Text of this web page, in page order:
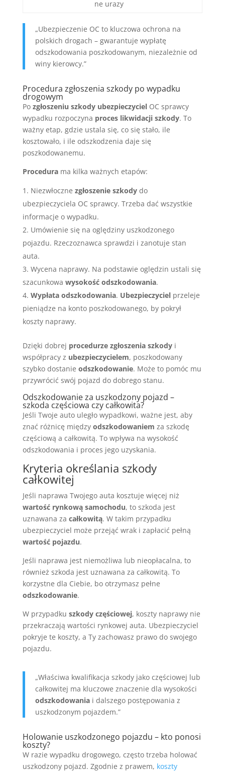
ne urazy
„Ubezpieczenie OC to kluczowa ochrona na
polskich drogach – gwarantuje wypłatę
odszkodowania poszkodowanym, niezależnie od
winy kierowcy.”
Procedura zgłoszenia szkody po wypadku
drogowym
Po zgłoszeniu szkody ubezpieczycielOC sprawcy
wypadku rozpoczyna proces likwidacji szkody. To
ważny etap, gdzie ustala się, co się stało, ile
kosztowało, i ile odszkodzenia daje się
poszkodowanemu.
Procedurama kilka ważnych etapów:
Niezwłoczne zgłoszenie szkodydo
ubezpieczyciela OC sprawcy. Trzeba dać wszystkie
informacje o wypadku.
Umówienie się na oględziny uszkodzonego
pojazdu. Rzeczoznawca sprawdzi i zanotuje stan
auta.
Wycena naprawy. Na podstawie oględzin ustali się
szacunkowa wysokość odszkodowania.
Wypłata odszkodowania. Ubezpieczycielprzeleje
pieniądze na konto poszkodowanego, by pokrył
koszty naprawy.
Dzięki dobrej procedurze zgłoszenia szkodyi
współpracy z ubezpieczycielem, poszkodowany
szybko dostanie odszkodowanie. Może to pomóc mu
przywrócić swój pojazd do dobrego stanu.
Odszkodowanie za uszkodzony pojazd –
szkoda częściowa czy całkowita?
Jeśli Twoje auto uległo wypadkowi, ważne jest, aby
znać różnicę między odszkodowaniem za szkodę
częściową a całkowitą. To wpływa na wysokość
odszkodowania i proces jego uzyskania.
Kryteria określania szkody
całkowitej
Jeśli naprawa Twojego auta kosztuje więcej niż
wartość rynkową samochodu, to szkoda jest
uznawana za całkowitą. W takim przypadku
ubezpieczyciel może przejąć wrak i zapłacić pełną
wartość pojazdu.
Jeśli naprawa jest niemożliwa lub nieopłacalna, to
również szkoda jest uznawana za całkowitą. To
korzystne dla Ciebie, bo otrzymasz pełne
odszkodowanie.
W przypadku szkody częściowej, koszty naprawy nie
przekraczają wartości rynkowej auta. Ubezpieczyciel
pokryje te koszty, a Ty zachowasz prawo do swojego
pojazdu.
„Właściwa kwalifikacja szkody jako częściowej lub
całkowitej ma kluczowe znaczenie dla wysokości
odszkodowaniai dalszego postępowania z
uszkodzonym pojazdem.”
Holowanie uszkodzonego pojazdu – kto ponosi
koszty?
W razie wypadku drogowego, często trzeba holować
uszkodzony pojazd. Zgodnie z prawem, koszty